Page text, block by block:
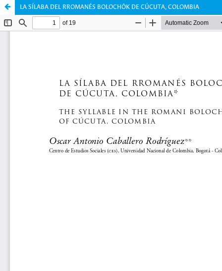
LA SÍLABA DEL RROMANÉS BOLOCHÓK DE CÚCUTA, COLOMBIA